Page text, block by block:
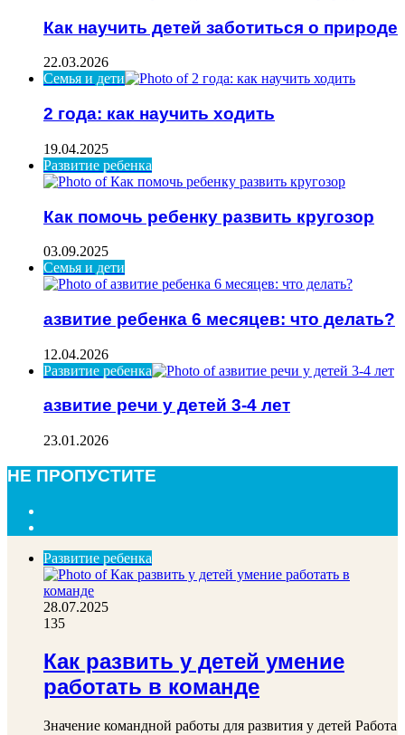
Как научить детей заботиться о природе
22.03.2026
Семья и дети
2 года: как научить ходить
19.04.2025
Развитие ребенка
Как помочь ребенку развить кругозор
03.09.2025
Семья и дети
азвитие ребенка 6 месяцев: что делать?
12.04.2026
Развитие ребенка
азвитие речи у детей 3-4 лет
23.01.2026
НЕ ПРОПУСТИТЕ
Развитие ребенка
28.07.2025
135
Как развить у детей умение
работать в команде
Значение командной работы для развития у детей Работа